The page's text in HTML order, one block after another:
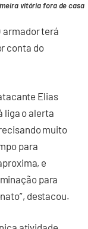
vitória fora de casa
armador terá
conta do
Elias
liga o alerta
muito
para
e
para
destacou.